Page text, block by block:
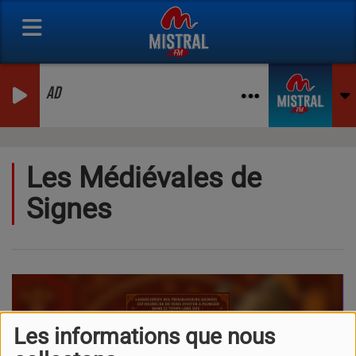
Les informations que nous
AD
Les Médiévales de
Signes